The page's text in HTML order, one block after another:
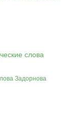
Задорнова